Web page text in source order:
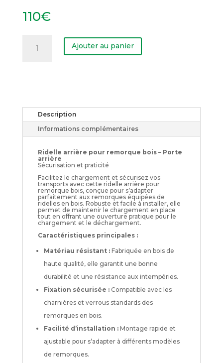
110€
Ridelle
Ajouter au panier
Description
Informations complémentaires
Ridelle arrière pour remorque bois – Porte
arrière
Sécurisation et praticité
Facilitez le chargement et sécurisez vos
transports avec cette ridelle arrière pour
remorque bois, conçue pour s’adapter
parfaitement aux remorques équipées de
ridelles en bois. Robuste et facile à installer, elle
permet de maintenir le chargement en place
tout en offrant une ouverture pratique pour le
chargement et le déchargement.
Caractéristiques principales :
Matériau résistant :Fabriquée en bois de
haute qualité, elle garantit une bonne
durabilité et une résistance aux intempéries.
Fixation sécurisée :Compatible avec les
charnières et verrous standards des
remorques en bois.
Facilité d’installation :Montage rapide et
ajustable pour s’adapter à différents modèles
de remorques.